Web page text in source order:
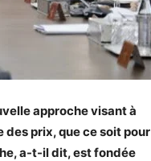
approche visant à
prix, que ce soit pour
a-t-il dit, est fondée